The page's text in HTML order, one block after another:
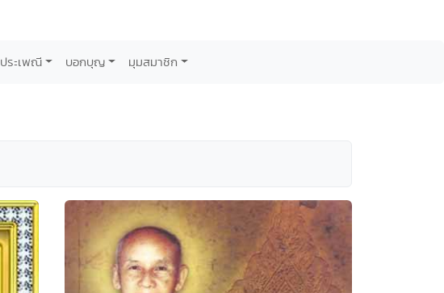
ประเพณี บอกบุญ มุมสมาชิก